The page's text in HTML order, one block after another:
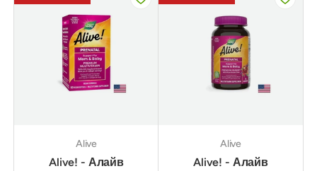
Alive
Alive! - Алайв
Alive
Alive! - Алайв